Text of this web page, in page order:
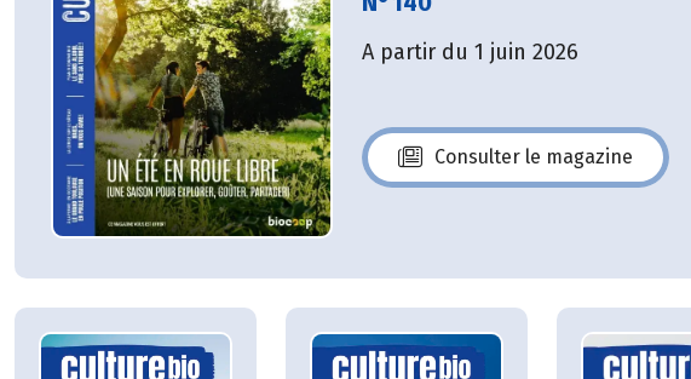
A partir du 1 juin 2026
Consulter le magazine
N°140